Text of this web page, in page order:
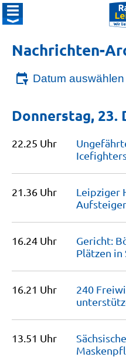
Nachrichten-
Datum auswählen
Donnerstag, 23.
22.25 Uhr
21.36 Uhr
Leipziger
Aufsteiger
16.24 Uhr
Gericht:
Plätzen in
16.21 Uhr
240
13.51 Uhr